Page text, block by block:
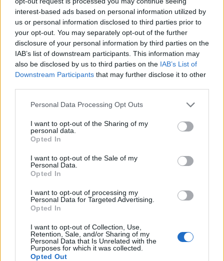
interest-based ads based on personal information utilized by
us or personal information disclosed to third parties prior to
your opt-out. You may separately opt-out of the further
disclosure of your personal information by third parties on the
IAB’s list of downstream participants. This information may
also be disclosed by us to third parties on the IAB’s List of
Downstream Participants that may further disclose it to other
Personal Data Processing Opt Outs
I want to opt-out of the Sharing of my
personal data.
Opted In
I want to opt-out of the Sale of my
Personal Data.
Opted In
I want to opt-out of processing my
Personal Data for Targeted Advertising.
Opted In
I want to opt-out of Collection, Use,
Retention, Sale, and/or Sharing of my
Personal Data that Is Unrelated with the
Purposes for which it was collected.
Opted Out
της ΝΔ για τη δημόσια
κοινωνική ασφάλιση
μπορεί να επιφέρει μεγάλη
ζημιά"
12/12/2018 - 02:00
έρευνα για τον ξυλοδαρμό
του 19χρονου-
Διαψεύδονται οι
πληροφορίες περί βιασμού
12/12/2018 - 02:00
ΡΟΗ ΕΙΔΗΣΕΩΝ
Αλ. Τσίπρας: Στις 2 Σεπτεμβρίου η παρουσίαση του
οικονομικού προγράμματος της ΕΛ.Α.Σ. στη
Θεσσαλονίκη